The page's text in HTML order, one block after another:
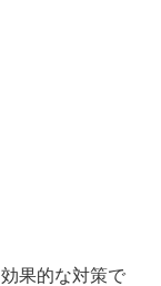
果的な対策で